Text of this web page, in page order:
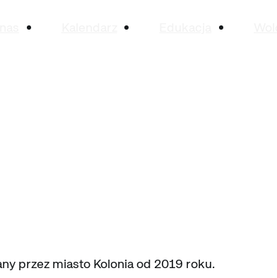
przez miasto Kolonia od 2019 roku.